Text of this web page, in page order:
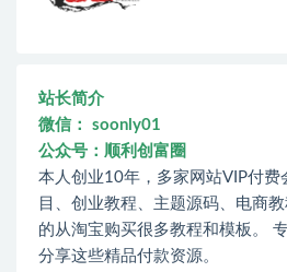
站长简介
微信： soonly01
公众号：顺利创富圈
本人创业10年，多家网站VIP付费
目、创业教程、主题源码、电商
的从淘宝购买很多教程和模板。
分享这些精品付款资源。